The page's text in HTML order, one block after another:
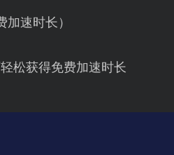
速时长）
松获得免费加速时长